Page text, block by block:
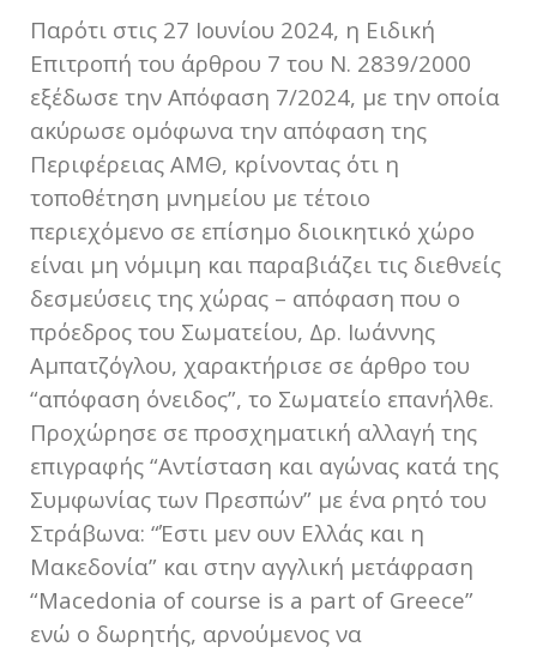
Παρότι στις 27 Ιουνίου 2024, η Ειδική
Επιτροπή του άρθρου 7 του Ν. 2839/2000
εξέδωσε την Απόφαση 7/2024, με την οποία
ακύρωσε ομόφωνα την απόφαση της
Περιφέρειας ΑΜΘ, κρίνοντας ότι η
τοποθέτηση μνημείου με τέτοιο
περιεχόμενο σε επίσημο διοικητικό χώρο
είναι μη νόμιμη και παραβιάζει τις διεθνείς
δεσμεύσεις της χώρας – απόφαση που ο
πρόεδρος του Σωματείου, Δρ. Ιωάννης
Αμπατζόγλου, χαρακτήρισε σε άρθρο του
“απόφαση όνειδος”, το Σωματείο επανήλθε.
Προχώρησε σε προσχηματική αλλαγή της
επιγραφής “Αντίσταση και αγώνας κατά της
Συμφωνίας των Πρεσπών” με ένα ρητό του
Στράβωνα: “Έστι μεν ουν Ελλάς και η
Μακεδονία” και στην αγγλική μετάφραση
“Macedonia of course is a part of Greece”
ενώ ο δωρητής, αρνούμενος να